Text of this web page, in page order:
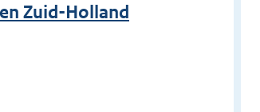
Zuid-Holland